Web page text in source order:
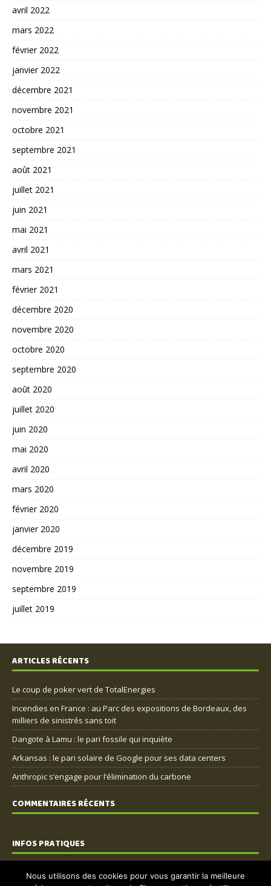
avril 2022
mars 2022
février 2022
janvier 2022
décembre 2021
novembre 2021
octobre 2021
septembre 2021
août 2021
juillet 2021
juin 2021
mai 2021
avril 2021
mars 2021
février 2021
décembre 2020
novembre 2020
octobre 2020
septembre 2020
août 2020
juillet 2020
juin 2020
mai 2020
avril 2020
mars 2020
février 2020
janvier 2020
décembre 2019
novembre 2019
septembre 2019
juillet 2019
ARTICLES RÉCENTS
Le coup de poker vert de TotalEnergies
Incendies en France : au Parc des expositions de Bordeaux, des
milliers de sinistrés sans toit
Dangote à Lamu : le pari fossile qui inquiète
Arkansas : le pari solaire de Google pour ses data centers
Anthropic s’engage pour l’élimination du carbone
COMMENTAIRES RÉCENTS
INFOS PRATIQUES
Nous contacter
Nous utilisons des cookies pour vous garantir la meilleure